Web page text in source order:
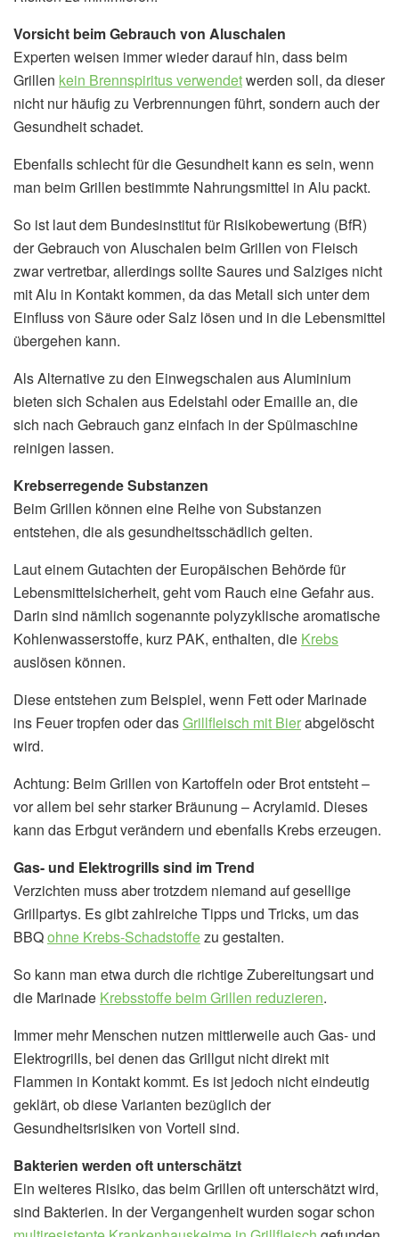
Vorsicht beim Gebrauch von Aluschalen
Experten weisen immer wieder darauf hin, dass beim
Grillen kein Brennspiritus verwendetwerden soll, da dieser
nicht nur häufig zu Verbrennungen führt, sondern auch der
Gesundheit schadet.
Ebenfalls schlecht für die Gesundheit kann es sein, wenn
man beim Grillen bestimmte Nahrungsmittel in Alu packt.
So ist laut dem Bundesinstitut für Risikobewertung (BfR)
der Gebrauch von Aluschalen beim Grillen von Fleisch
zwar vertretbar, allerdings sollte Saures und Salziges nicht
mit Alu in Kontakt kommen, da das Metall sich unter dem
Einfluss von Säure oder Salz lösen und in die Lebensmittel
übergehen kann.
Als Alternative zu den Einwegschalen aus Aluminium
bieten sich Schalen aus Edelstahl oder Emaille an, die
sich nach Gebrauch ganz einfach in der Spülmaschine
reinigen lassen.
Krebserregende Substanzen
Beim Grillen können eine Reihe von Substanzen
entstehen, die als gesundheitsschädlich gelten.
Laut einem Gutachten der Europäischen Behörde für
Lebensmittelsicherheit, geht vom Rauch eine Gefahr aus.
Darin sind nämlich sogenannte polyzyklische aromatische
Kohlenwasserstoffe, kurz PAK, enthalten, die Krebs
auslösen können.
Diese entstehen zum Beispiel, wenn Fett oder Marinade
ins Feuer tropfen oder dasGrillfleisch mit Bierabgelöscht
wird.
Achtung: Beim Grillen von Kartoffeln oder Brot entsteht –
vor allem bei sehr starker Bräunung – Acrylamid. Dieses
kann das Erbgut verändern und ebenfalls Krebs erzeugen.
Gas- und Elektrogrills sind im Trend
Verzichten muss aber trotzdem niemand auf gesellige
Grillpartys. Es gibt zahlreiche Tipps und Tricks, um das
BBQohne Krebs-Schadstoffezu gestalten.
So kann man etwa durch die richtige Zubereitungsart und
die Marinade Krebsstoffe beim Grillen reduzieren.
Immer mehr Menschen nutzen mittlerweile auch Gas- und
Elektrogrills, bei denen das Grillgut nicht direkt mit
Flammen in Kontakt kommt. Es ist jedoch nicht eindeutig
geklärt, ob diese Varianten bezüglich der
Gesundheitsrisiken von Vorteil sind.
Bakterien werden oft unterschätzt
Ein weiteres Risiko, das beim Grillen oft unterschätzt wird,
sind Bakterien. In der Vergangenheit wurden sogar schon